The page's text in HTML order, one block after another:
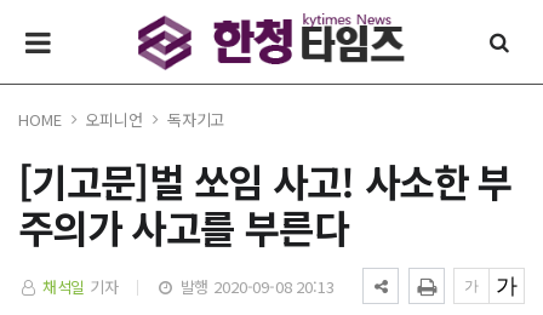
HOME 오피니언 독자기고
[기고문]벌 쏘임 사고! 사소한 부
주의가 사고를 부른다
채석일 기자 발행 2020-09-08 20:13